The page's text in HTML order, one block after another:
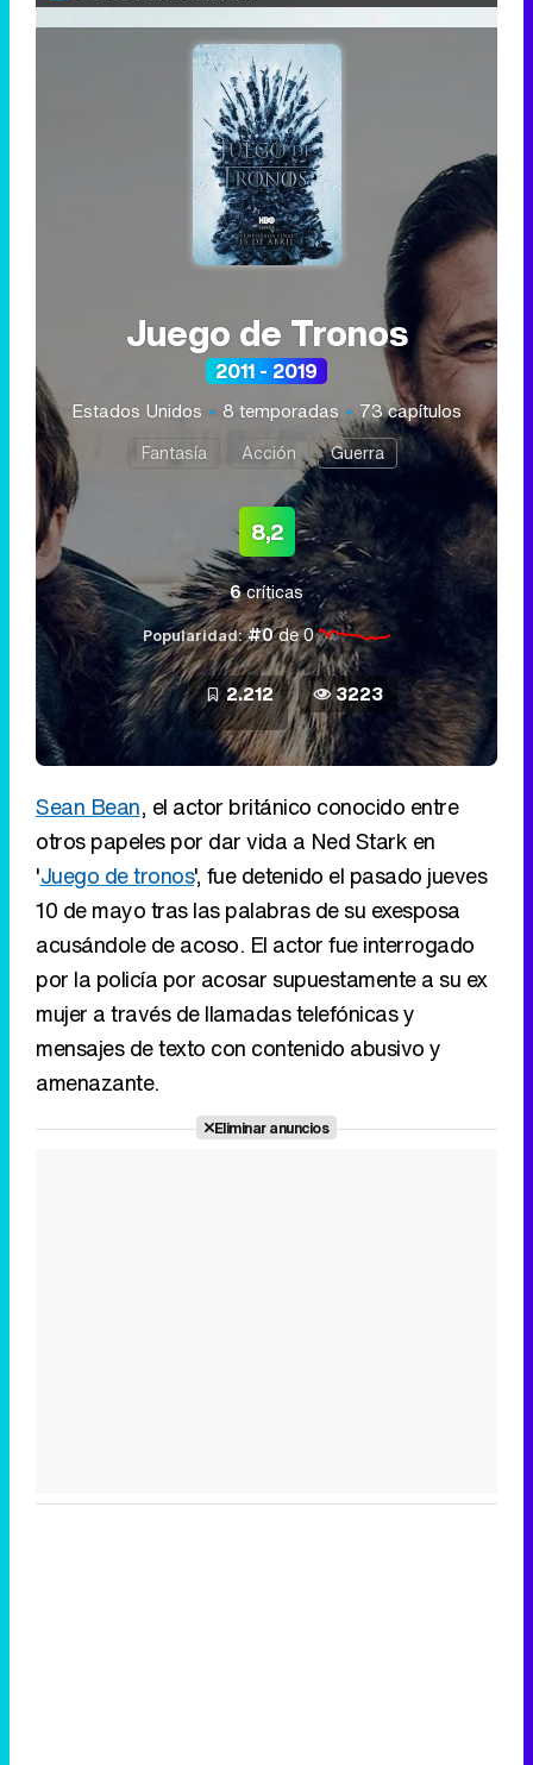
Juego de Tronos
2011 - 2019
Estados Unidos 8 temporadas 73 capítulos
Fantasía Acción Guerra
8,2
6críticas
Popularidad: #0de 0
2.212 3223
Sean Bean, el actor británico conocido entre
otros papeles por dar vida a Ned Stark en
'Juego de tronos', fue detenido el pasado jueves
10 de mayo tras las palabras de su exesposa
acusándole de acoso. El actor fue interrogado
por la policía por acosar supuestamente a su ex
mujer a través de llamadas telefónicas y
mensajes de texto con contenido abusivo y
amenazante.
Eliminar anuncios